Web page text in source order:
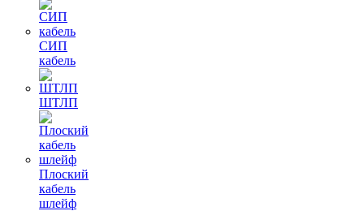
СИП
кабель
ШТЛП
Плоский
кабель
шлейф